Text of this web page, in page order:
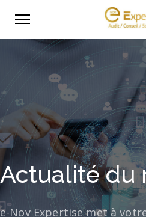
Actualité du
e-Nov Expertise met à